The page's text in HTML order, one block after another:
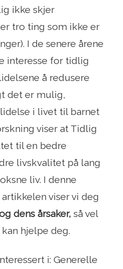
ikke skjer
tro ting som ikke er
I de senere årene
interesse for tidlig
å redusere
det er mulig,
i livet til barnet
viser at Tidlig
til en bedre
livskvalitet på lang
liv. I denne
viser vi deg
dens årsaker, så vel
hjelpe deg.
i: Generelle